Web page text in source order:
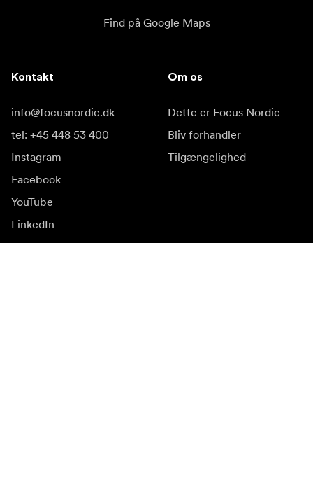
Find på Google Maps
Kontakt
info@focusnordic.dk
tel: +45 448 53 400
Instagram
Facebook
YouTube
LinkedIn
Om os
Dette er Focus Nordic
Bliv forhandler
Tilgængelighed